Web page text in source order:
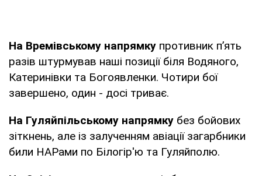
На Времівському напрямку противник п’ять
разів штурмував наші позиції біля Водяного,
Катеринівки та Богоявленки. Чотири бої
завершено, один - досі триває.
На Гуляйпільському напрямку без бойових
зіткнень, але із залученням авіації загарбники
били НАРами по Білогір'ю та Гуляйполю.